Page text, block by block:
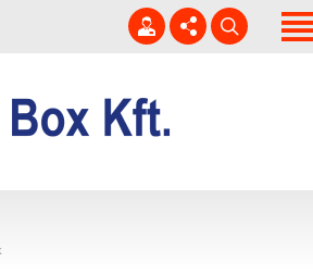
Kapcsolat
06 20 229-3920